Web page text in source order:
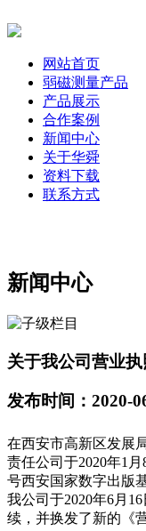
网站首页
弱磁测量产品
产品展示
合作案例
新闻中心
关于华舜
资料下载
联系方式
新闻中心
关于我公司营业
发布时间：2020-
在西安市高新区发展
责任公司于2020年1
号西安国家数字出版
我公司于2020年6月
续，并换发了新的《